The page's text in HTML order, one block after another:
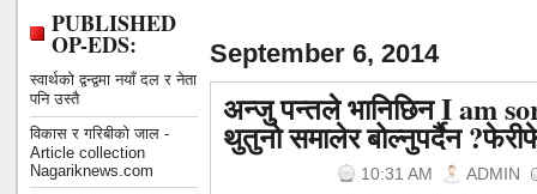
PUBLISHED
OP-EDS:
स्वार्थको द्वन्द्वमा नयाँ दल र नेता
पनि उस्तै
विकास र गरिबीको जाल -
Article collection
Nagariknews.com
September 6, 2014
अन्जु पन्तले भानिछिन I am
थुतुनो समालेर बोल्नुपर्दैन
10:31 AM ADMIN